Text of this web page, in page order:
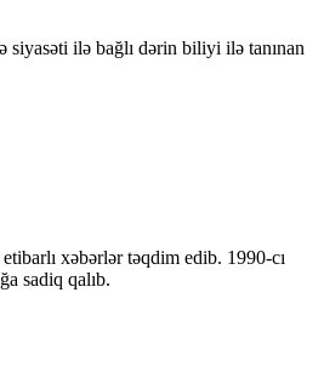
ilə bağlı dərin biliyi ilə tanınan
xəbərlər təqdim edib. 1990-cı
sadiq qalıb.